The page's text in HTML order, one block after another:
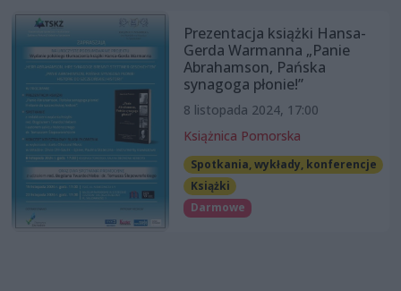
Prezentacja książki Hansa-
Gerda Warmanna „Panie
Abrahamson, Pańska
synagoga płonie!”
8 listopada 2024, 17:00
Książnica Pomorska
Spotkania, wykłady, konferencje
Książki
Darmowe